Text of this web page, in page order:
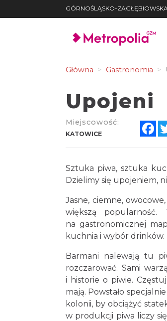
GÓRNOŚLĄSKO-
Główna Gastronomia
Upojeni
Miejscowość:
KATOWICE
Sztuka piwa, sztuka
Dzielimy się upojeniem,
Jasne, ciemne,
większą
na gastronomicznej
kuchnia i wybór drinków.
Barmani nalewają tu
rozczarować. Sami
i historie o piwie.
mają. Powstało
kolonii, by obciążyć
w produkcji piwa liczy